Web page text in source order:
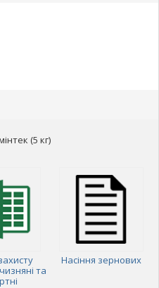
(5 кг)
та
Насіння зернових